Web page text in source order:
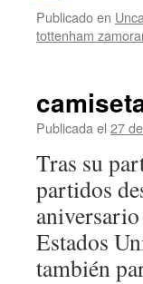
Publicado en
tottenham
Publicada el 27
Tras su
partidos
Estados
también